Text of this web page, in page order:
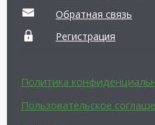
Обратная связь
Регистрация
Политика
Пользовательское